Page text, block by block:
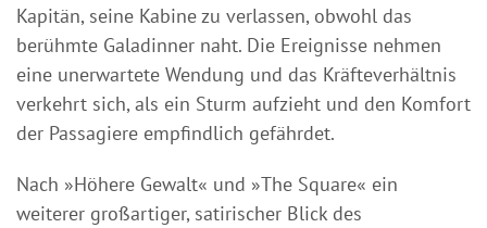
Kapitän, seine Kabine zu verlassen, obwohl das
berühmte Galadinner naht. Die Ereignisse nehmen
eine unerwartete Wendung und das Kräfteverhältnis
verkehrt sich, als ein Sturm aufzieht und den Komfort
der Passagiere empfindlich gefährdet.
Nach »Höhere Gewalt« und »The Square« ein
weiterer großartiger, satirischer Blick des